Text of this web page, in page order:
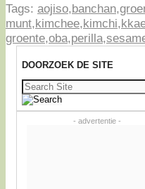
Tags: aojiso,banchan,
munt,kimchee,kimchi,
groente,oba,perilla,
DOORZOEK DE SITE
Zoeken
naar:
- advertentie -